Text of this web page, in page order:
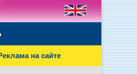
на сайте